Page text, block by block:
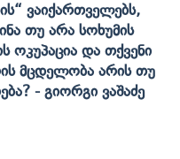
Ვაიქართველებს,
Თუ Არა Სოხუმის
Ოკუპაცია Და Თქვენი
Მცდელობა Არის Თუ
- Გიორგი Ვაშაძე